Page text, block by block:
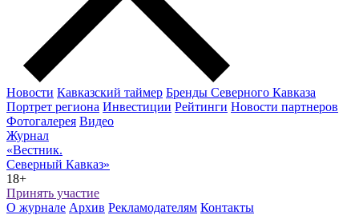
Новости Кавказский таймер Бренды Северного Кавказа
Портрет региона Инвестиции Рейтинги Новости партнеров
Фотогалерея Видео
Журнал
«Вестник.
Северный Кавказ»
18+
Принять участие
О журнале Архив Рекламодателям Контакты